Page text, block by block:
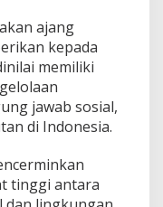
ajang
kepada
memiliki
jawab sosial,
di Indonesia.
tinggi antara